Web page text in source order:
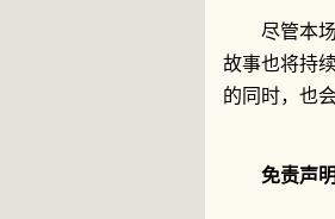
尽管本
故事也将持
的同时，也
免责声